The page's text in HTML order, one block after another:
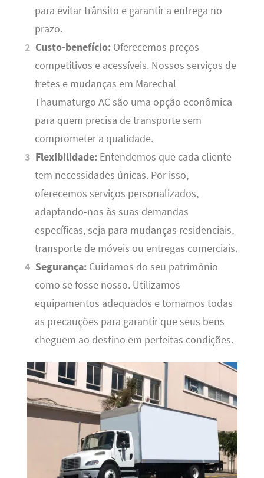
para evitar trânsito e garantir a entrega no
prazo.
Custo-benefício: Oferecemos preços
competitivos e acessíveis. Nossos serviços de
fretes e mudanças em Marechal
Thaumaturgo AC são uma opção econômica
para quem precisa de transporte sem
comprometer a qualidade.
Flexibilidade: Entendemos que cada cliente
tem necessidades únicas. Por isso,
oferecemos serviços personalizados,
adaptando-nos às suas demandas
específicas, seja para mudanças residenciais,
transporte de móveis ou entregas comerciais.
Segurança: Cuidamos do seu patrimônio
como se fosse nosso. Utilizamos
equipamentos adequados e tomamos todas
as precauções para garantir que seus bens
cheguem ao destino em perfeitas condições.